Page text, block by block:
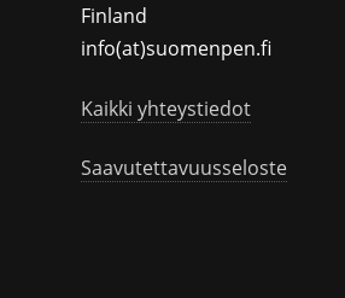
Finland
info(at)suomenpen.fi
Kaikki yhteystiedot
Saavutettavuusseloste